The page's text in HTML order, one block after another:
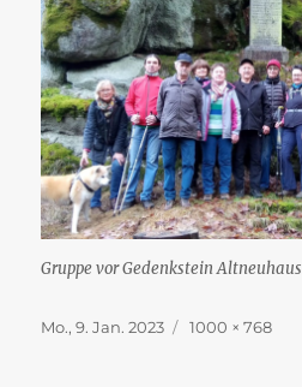
Gruppe vor Gedenkstein Altneuhaus
Veröffentlicht
Mo., 9. Jan. 2023 Originalgröße
1000 × 768